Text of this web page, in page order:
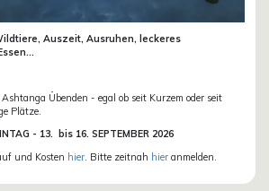
Auszeit, Ausruhen, leckeres
Übenden - egal ob seit Kurzem oder seit
Plätze.
- 13. bis 16. SEPTEMBER 2026
und Kosten hier . Bitte zeitnah hier anmelden.